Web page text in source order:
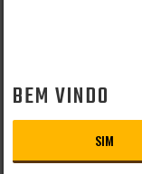
Formas de Pagamento
Taxas de Entrega
Prazo de Entrega
Troca e Devolução
Vendas B2B
BEM VINDO
SIM